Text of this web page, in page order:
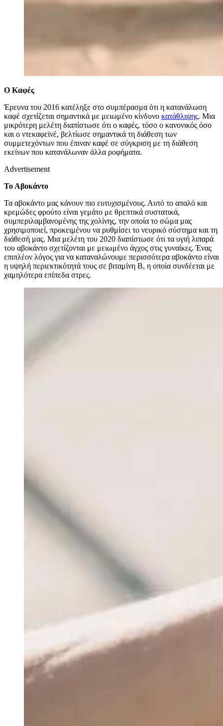
Ο Καφές
Έρευνα του 2016 κατέληξε στο συμπέρασμα ότι η κατανάλωση
καφέ σχετίζεται σημαντικά με μειωμένο κίνδυνο κατάθλιψης. Μια
μικρότερη μελέτη διαπίστωσε ότι ο καφές, τόσο ο κανονικός όσο
και ο ντεκαφεϊνέ, βελτίωσε σημαντικά τη διάθεση των
συμμετεχόντων που έπιναν καφέ σε σύγκριση με τη διάθεση
εκείνων που κατανάλωναν άλλα ροφήματα.
Advertisement
Το Αβοκάντο
Τα αβοκάντο μας κάνουν πιο ευτυχισμένους. Αυτό το απαλό και
κρεμώδες φρούτο είναι γεμάτο με θρεπτικά συστατικά,
συμπεριλαμβανομένης της χολίνης, την οποία το σώμα μας
χρησιμοποιεί, προκειμένου να ρυθμίσει το νευρικό σύστημα και τη
διάθεσή μας. Μια μελέτη του 2020 διαπίστωσε ότι τα υγιή λιπαρά
του αβοκάντο σχετίζονται με μειωμένο άγχος στις γυναίκες. Ένας
επιπλέον λόγος για να καταναλώνουμε περισσότερα αβοκάντο είναι
η υψηλή περιεκτικότητά τους σε βιταμίνη Β, η οποία συνδέεται με
χαμηλότερα επίπεδα στρες.